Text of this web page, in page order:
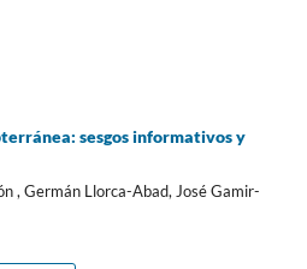
sesgos informativos y
, Germán Llorca-Abad, José Gamir-